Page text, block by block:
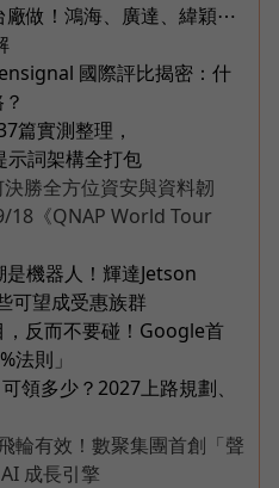
廠做！鴻海、廣達、緯穎⋯
國際評比揭密：什
篇實測整理，
詞架構全打包
勝全方位資安與資料韌
18《QNAP World Tour
機器人！輝達Jetson
可望成受惠族群
反而不要碰！Google首
法則」
領多少？2027上路規劃、
輪有效！數聚集團首創「聲
成長引擎